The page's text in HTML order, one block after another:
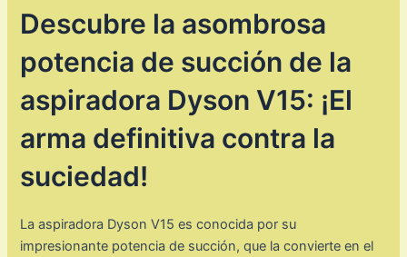
Descubre la asombrosa
potencia de succión de la
aspiradora Dyson V15: ¡El
arma definitiva contra la
suciedad!
La aspiradora Dyson V15 es conocida por su
impresionante potencia de succión, que la convierte en el